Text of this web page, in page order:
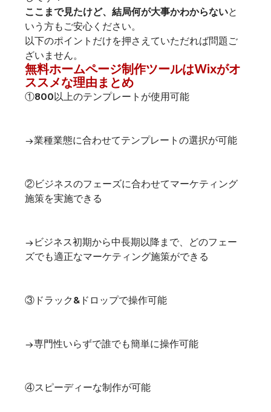
ここまで見たけど、結局何が大事かわからないと
いう方もご安心ください。
以下のポイントだけを押さえていただれば問題ご
ざいません。
無料ホームページ制作ツールはWixがオ
ススメな理由まとめ
①800以上のテンプレートが使用可能
→業種業態に合わせてテンプレートの選択が可能
②ビジネスのフェーズに合わせてマーケティング
施策を実施できる
→ビジネス初期から中長期以降まで、どのフェー
ズでも適正なマーケティング施策ができる
③ドラック&ドロップで操作可能
→専門性いらずで誰でも簡単に操作可能
④スピーディーな制作が可能